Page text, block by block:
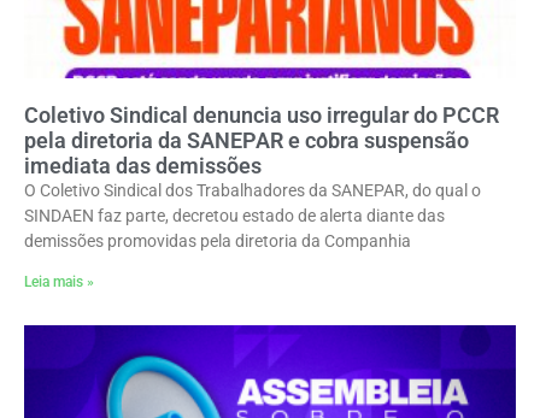
Coletivo Sindical denuncia uso irregular do PCCR
pela diretoria da SANEPAR e cobra suspensão
imediata das demissões
O Coletivo Sindical dos Trabalhadores da SANEPAR, do qual o
SINDAEN faz parte, decretou estado de alerta diante das
demissões promovidas pela diretoria da Companhia
Leia mais »